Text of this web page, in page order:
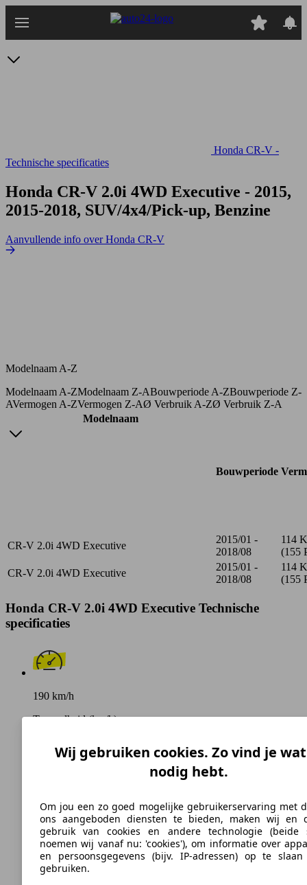
naar
Honda CR-V -
Technische specificaties
Honda CR-V 2.0i 4WD Executive - 2015,
2015-2018, SUV/4x4/Pick-up, Benzine
Aanvullende info over Honda CR-V
Modelnaam A-Z
Modelnaam A-ZModelnaam Z-ABouwperiode A-ZBouwperiode Z-
AVermogen A-ZVermogen Z-AØ Verbruik A-ZØ Verbruik Z-A
Modelnaam
Bouwperiode
CR-V 2.0i 4WD Executive
2015/01 -
2018/08
114
(155
CR-V 2.0i 4WD Executive
2015/01 -
2018/08
114
(155
Honda CR-V 2.0i 4WD Executive Technische
specificaties
190 km/h
Topsnelheid (km/h)
Brandstof
177 g/km
Wij gebruiken cookies. Zo vind je
nodig hebt.
Om jou een zo goed mogelijke gebruikerservaring met
ons aangeboden diensten te bieden, maken wij en
gebruik van cookies en andere technologie (beide
noemen wij vanaf nu: 'cookies'), om informatie over
en persoonsgegevens (bijv. IP-adressen) op te
gebruiken.